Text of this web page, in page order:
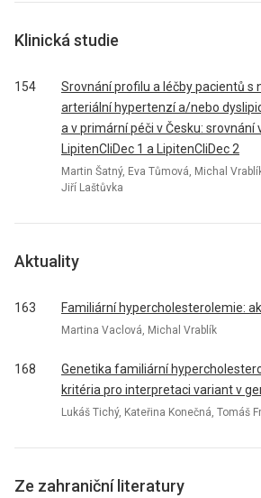
Klinická studie
154
Srovnání profilu a léčby pacientů s
arteriální hypertenzí a/nebo
a v primární péči v Česku: srovnání
LipitenCliDec 1 a LipitenCliDec 2
Martin Šatný, Eva Tůmová, Michal
Jiří Laštůvka
Aktuality
163 Familiární hypercholesterolemie:
Martina Vaclová, Michal Vrablík
168
Genetika familiární
kritéria pro interpretaci variant v
Lukáš Tichý, Kateřina Konečná, Tomáš
Ze zahraniční literatury